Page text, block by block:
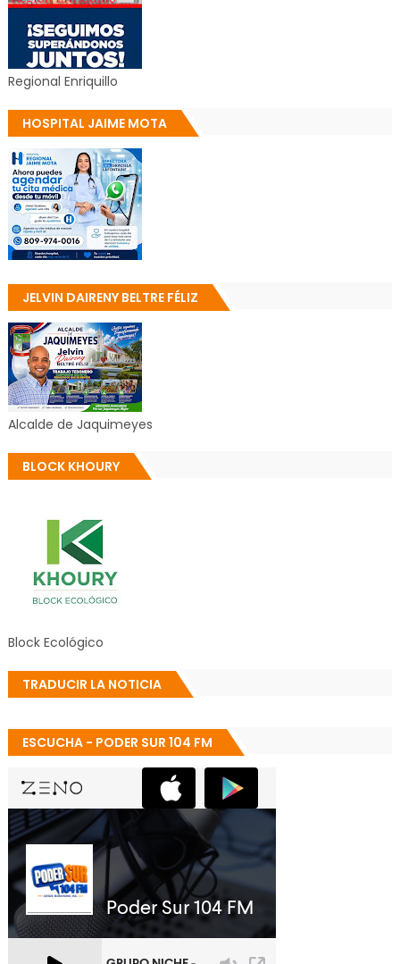
Regional Enriquillo
HOSPITAL JAIME MOTA
JELVIN DAIRENY BELTRE FÉLIZ
Alcalde de Jaquimeyes
BLOCK KHOURY
Block Ecológico
TRADUCIR LA NOTICIA
ESCUCHA - PODER SUR 104 FM